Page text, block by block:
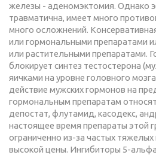
железы - аденомэктомия. Однако
травматична, имеет много
много осложнений.
или гормональными препаратами
или растительными препаратами.
блокирует синтез тестостерона
яичками на уровне головного
действие мужских гормонов на
гормональным препаратам
депостат, флутамид, касодекс,
настоящее время препараты этой
ограниченно из-за частых
высокой цены. Ингибиторы 5-